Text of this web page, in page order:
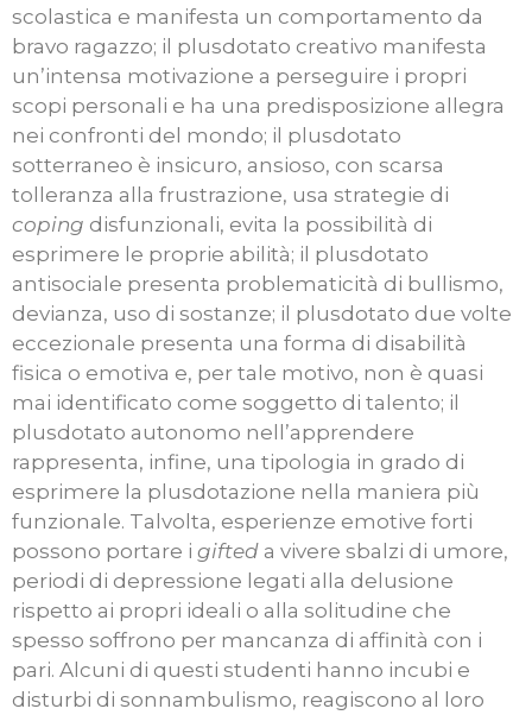
scolastica e manifesta un comportamento da
bravo ragazzo; il plusdotato creativo manifesta
un’intensa motivazione a perseguire i propri
scopi personali e ha una predisposizione allegra
nei confronti del mondo; il plusdotato
sotterraneo è insicuro, ansioso, con scarsa
tolleranza alla frustrazione, usa strategie di
coping disfunzionali, evita la possibilità di
esprimere le proprie abilità; il plusdotato
antisociale presenta problematicità di bullismo,
devianza, uso di sostanze; il plusdotato due volte
eccezionale presenta una forma di disabilità
fisica o emotiva e, per tale motivo, non è quasi
mai identificato come soggetto di talento; il
plusdotato autonomo nell’apprendere
rappresenta, infine, una tipologia in grado di
esprimere la plusdotazione nella maniera più
funzionale. Talvolta, esperienze emotive forti
possono portare i gifted a vivere sbalzi di umore,
periodi di depressione legati alla delusione
rispetto ai propri ideali o alla solitudine che
spesso soffrono per mancanza di affinità con i
pari. Alcuni di questi studenti hanno incubi e
disturbi di sonnambulismo, reagiscono al loro